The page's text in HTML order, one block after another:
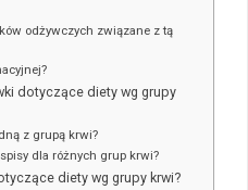
odżywczych związane z tą
dotyczące diety wg grupy
z grupą krwi?
dla różnych grup krwi?
diety wg grupy krwi?